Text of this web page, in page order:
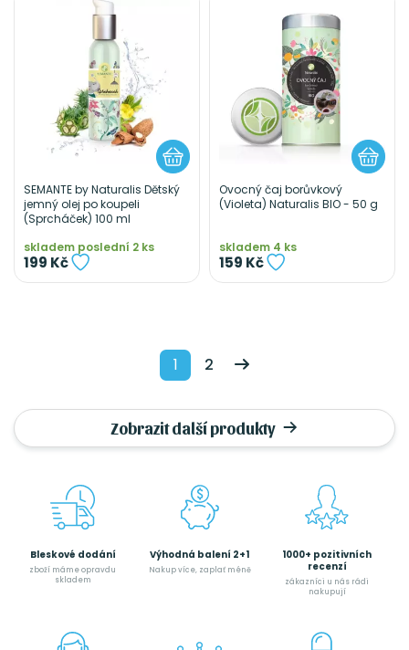
SEMANTE by Naturalis Dětský
jemný olej po koupeli
(Sprcháček) 100 ml
skladem poslední 2 ks
199 Kč
Ovocný čaj borůvkový
(Violeta) Naturalis BIO - 50 g
skladem 4 ks
159 Kč
1 2
Zobrazit další produkty
Bleskové dodání
zboží máme opravdu
skladem
Výhodná balení 2+1
Nakup více, zaplať méně
1000+ pozitivních
recenzí
zákazníci u nás rádi
nakupují